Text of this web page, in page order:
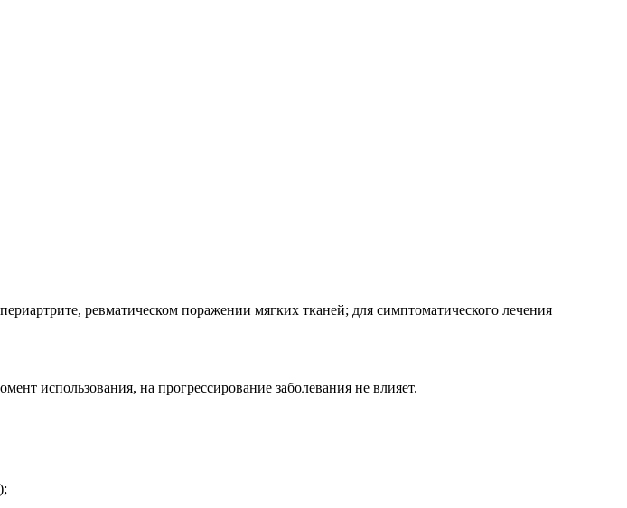
ревматическом поражении мягких тканей; для симптоматического лечения
использования, на прогрессирование заболевания не влияет.